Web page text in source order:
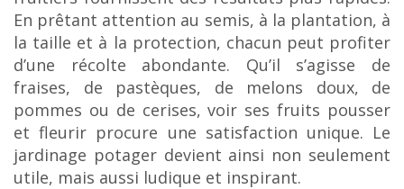
En prêtant attention au semis, à la plantation, à
la taille et à la protection, chacun peut profiter
d’une récolte abondante. Qu’il s’agisse de
fraises, de pastèques, de melons doux, de
pommes ou de cerises, voir ses fruits pousser
et fleurir procure une satisfaction unique. Le
jardinage potager devient ainsi non seulement
utile, mais aussi ludique et inspirant.